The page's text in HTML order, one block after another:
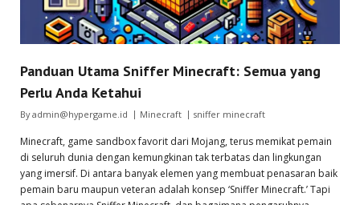
Panduan Utama Sniffer Minecraft: Semua yang
Perlu Anda Ketahui
Byadmin@hypergame.id Minecraft sniffer minecraft
Minecraft, game sandbox favorit dari Mojang, terus memikat pemain
di seluruh dunia dengan kemungkinan tak terbatas dan lingkungan
yang imersif. Di antara banyak elemen yang membuat penasaran baik
pemain baru maupun veteran adalah konsep ‘Sniffer Minecraft.’ Tapi